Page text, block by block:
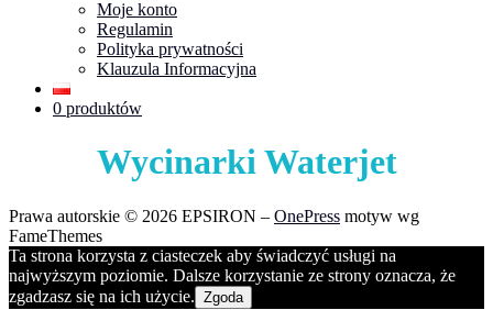
Moje konto
Regulamin
Polityka prywatności
Klauzula Informacyjna
0 produktów
Wycinarki Waterjet
Prawa autorskie © 2026 EPSIRON – OnePress motyw wg
FameThemes
Ta strona korzysta z ciasteczek aby świadczyć usługi na
najwyższym poziomie. Dalsze korzystanie ze strony oznacza, że
zgadzasz się na ich użycie. Zgoda